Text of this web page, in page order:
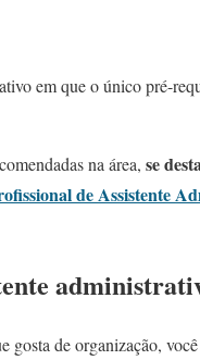
em que o único pré-
na área, se
de Assistente
de organização,